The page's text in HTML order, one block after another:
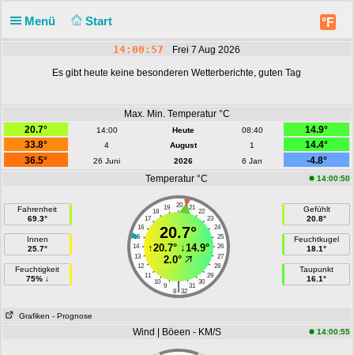
Menü Start °F
14:00:57 Frei 7 Aug 2026
Es gibt heute keine besonderen Wetterberichte, guten Tag
Max. Min. Temperatur °C
20.7°
14:00 Heute 08:40
14.9°
33.8°
4 August 1
14.4°
36.5°
26 Juni 2026 6 Jan
-4.8°
Temperatur °C
14:00:50
Fahrenheit
69.3°
Innen
25.7°
Feuchtigkeit
75% ↓
20
19 21
18
22
17
23
16
24
15
25
14
26
13
27
12
28
11
29
10
30
9 31
|
8 32
20.7°
↑20.7°↓14.9°
2.0°
Gefühlt
20.8°
Feuchtkugel
18.1°
Taupunkt
16.1°
Grafiken - Prognose
Wind | Böeen - KM/S 14:00:55